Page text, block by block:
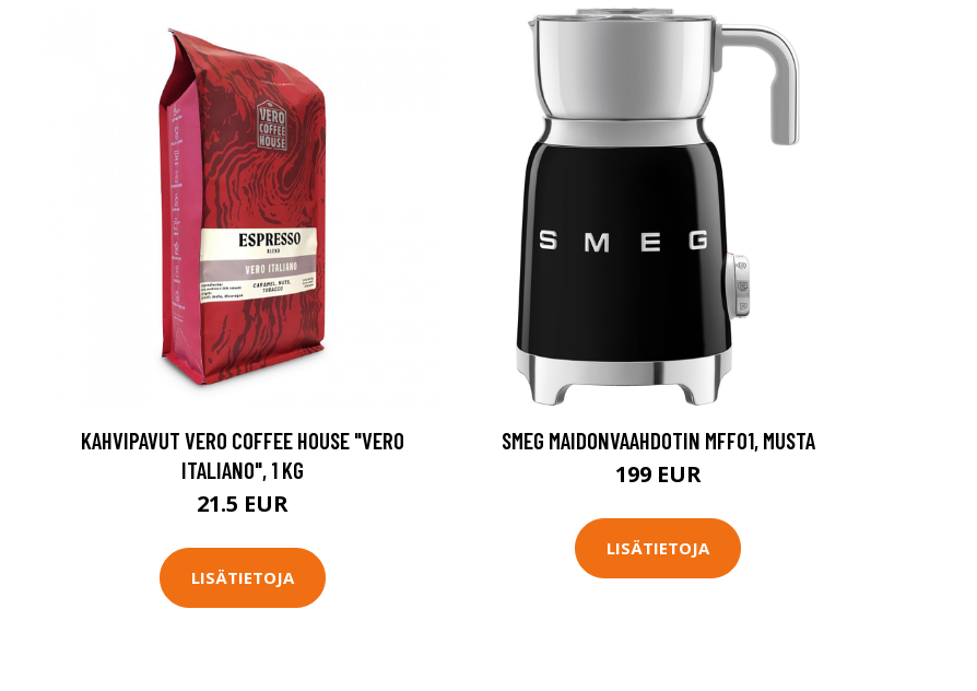
KAHVIPAVUT VERO COFFEE HOUSE "VERO
ITALIANO", 1 KG
21.5 EUR
LISÄTIETOJA
SMEG MAIDONVAAHDOTIN MFF01, MUSTA
199 EUR
LISÄTIETOJA